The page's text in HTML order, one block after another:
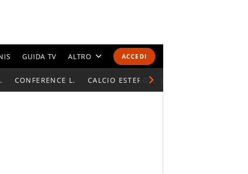
ACCEDI
GUIDA TV ALTRO
CALENDARI E CLASSIFICHE
CONFERENCE L. CALCIO ESTERO